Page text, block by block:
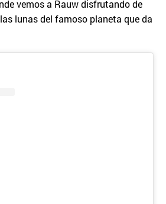
vemos a Rauw disfrutando de
lunas del famoso planeta que da